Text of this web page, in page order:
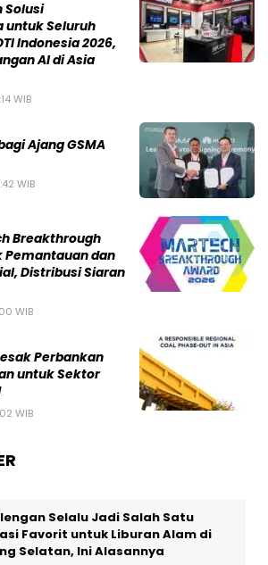
Solusi
untuk Seluruh
Indonesia 2026,
AI di Asia
WIB
Ajang GSMA
WIB
Breakthrough
Pemantauan dan
Distribusi Siaran
WIB
Perbankan
untuk Sektor
WIB
Selalu Jadi Salah Satu
Favorit untuk Liburan Alam di
Selatan, Ini Alasannya